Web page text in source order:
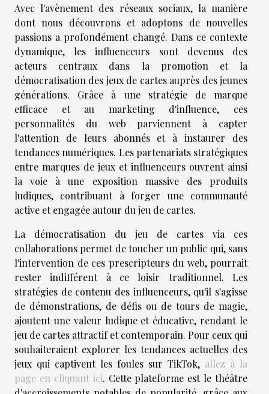
Avec l'avènement des réseaux sociaux, la manière
dont nous découvrons et adoptons de nouvelles
passions a profondément changé. Dans ce contexte
dynamique, les influenceurs sont devenus des
acteurs centraux dans la promotion et la
démocratisation des jeux de cartes auprès des jeunes
générations. Grâce à une stratégie de marque
efficace et au marketing d'influence, ces
personnalités du web parviennent à capter
l'attention de leurs abonnés et à instaurer des
tendances numériques. Les partenariats stratégiques
entre marques de jeux et influenceurs ouvrent ainsi
la voie à une exposition massive des produits
ludiques, contribuant à forger une communauté
active et engagée autour du jeu de cartes.
La démocratisation du jeu de cartes via ces
collaborations permet de toucher un public qui, sans
l'intervention de ces prescripteurs du web, pourrait
rester indifférent à ce loisir traditionnel. Les
stratégies de contenu des influenceurs, qu'il s'agisse
de démonstrations, de défis ou de tours de magie,
ajoutent une valeur ludique et éducative, rendant le
jeu de cartes attractif et contemporain. Pour ceux qui
souhaiteraient explorer les tendances actuelles des
jeux qui captivent les foules sur TikTok, allez à la
page en cliquant ici. Cette plateforme est le théâtre